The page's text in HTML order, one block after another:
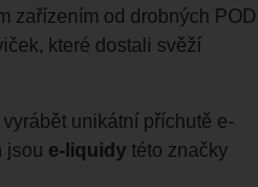
zařízením od drobných POD
které dostali svěží
unikátní příchutě e-
jsou e-liquidytéto značky